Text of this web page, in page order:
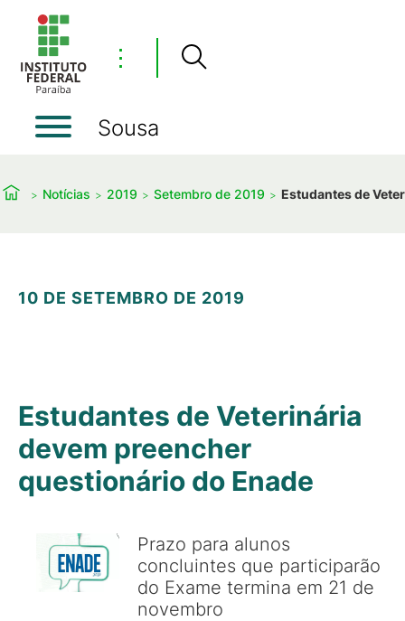
⋮
Sousa
Notícias 2019 Setembro de 2019 Estudantes de
10 DE SETEMBRO DE 2019
Estudantes de Veterinária
devem preencher
questionário do Enade
Prazo para alunos
concluintes que participarão
do Exame termina em 21 de
novembro